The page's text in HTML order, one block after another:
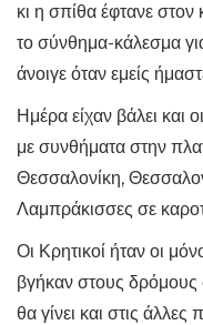
κι η σπίθα έφτανε στον
το σύνθημα-κάλεσμα
άνοιγε όταν εμείς
Ημέρα είχαν βάλει και
με συνθήματα στην
Θεσσαλονίκη,
Λαμπράκισσες σε
Οι Κρητικοί ήταν οι
βγήκαν στους δρόμους
θα γίνει και στις